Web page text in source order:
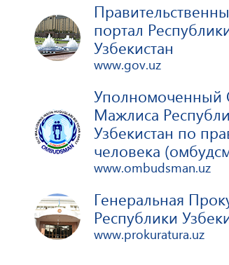
портал
Узбекистан
www.gov.uz
Уполномоченный
Мажлиса
Узбекистан по
человека
www.ombudsman.uz
Генеральная
Республики
www.prokuratura.uz